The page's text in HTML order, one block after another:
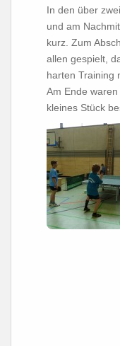
In den über
und am
kurz. Zum
allen gespielt,
harten Training
Am Ende
kleines Stück